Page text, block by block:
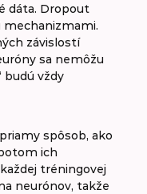
dáta. Dropout
závislostí
sa nemôžu
budú vždy
spôsob, ako
ich
tréningovej
neurónov, takže